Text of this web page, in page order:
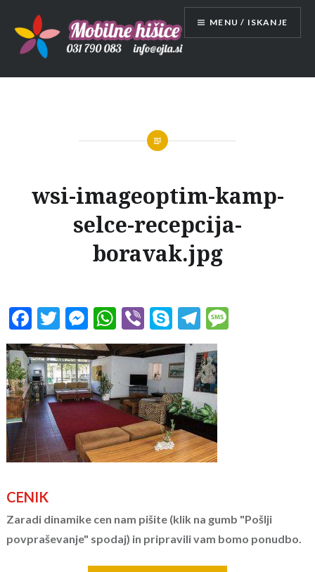
content
Mobilne hišice
MENU / ISKANJE
wsi-imageoptim-kamp-
selce-recepcija-
boravak.jpg
Facebook
Twitter
Messenger
WhatsApp
ViberSkypeTelegram
Message
CENIK
Zaradi dinamike cen nam pišite (klik na gumb "Pošlji
povpraševanje" spodaj) in pripravili vam bomo ponudbo.